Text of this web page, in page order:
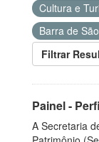
Cultura e
Barra de
Filtrar
Painel -
A Secretaria